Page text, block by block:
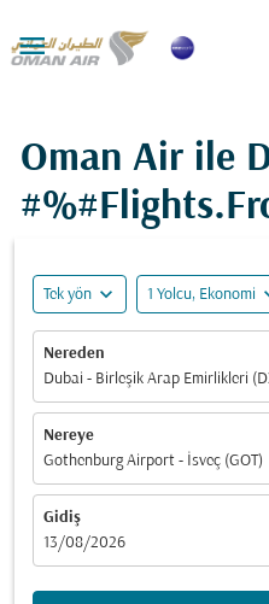

Oman Air ile
Tek yön expand_more 1 Yolcu, Ekonomi
Nereden
Dubai - Birleşik Arap Emirlikleri
Nereye
Gothenburg Airport - İsveç (GOT)
Gidiş
fc-booking-departure-date-aria-
13/08/2026